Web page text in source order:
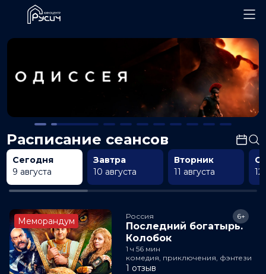
Расписание сеансов
Сегодня
9 августа
Завтра
10 августа
Вторник
11 августа
12
Меморандум Россия
Последний богатырь.
Колобок
6+
1 ч 56 мин
комедия, приключения, фэнтези
1 отзыв